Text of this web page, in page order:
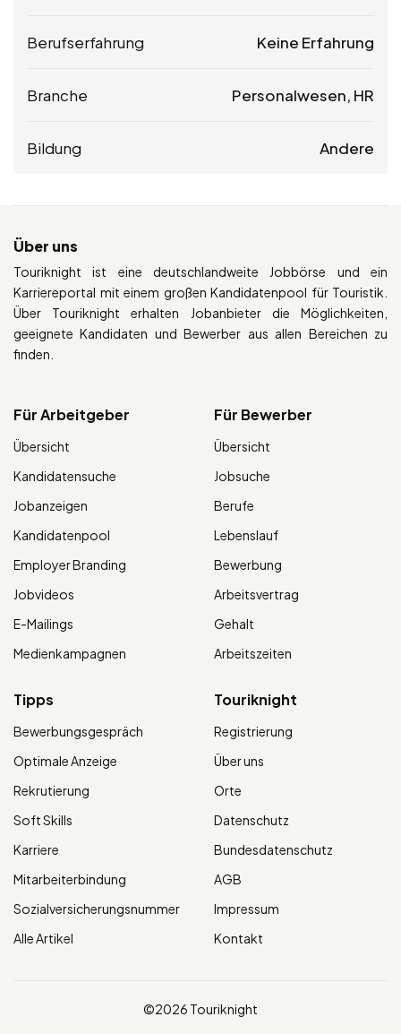
Berufserfahrung Keine Erfahrung
Branche Personalwesen, HR
Bildung Andere
Über uns
Touriknight ist eine deutschlandweite Jobbörse und ein
Karriereportal mit einem großen Kandidatenpool für Touristik.
Über Touriknight erhalten Jobanbieter die Möglichkeiten,
geeignete Kandidaten und Bewerber aus allen Bereichen zu
finden.
Für Arbeitgeber
Übersicht
Kandidatensuche
Jobanzeigen
Kandidatenpool
Employer Branding
Jobvideos
E-Mailings
Medienkampagnen
Für Bewerber
Übersicht
Jobsuche
Berufe
Lebenslauf
Bewerbung
Arbeitsvertrag
Gehalt
Arbeitszeiten
Tipps
Bewerbungsgespräch
Optimale Anzeige
Rekrutierung
Soft Skills
Karriere
Mitarbeiterbindung
Sozialversicherungsnummer
Alle Artikel
Touriknight
Registrierung
Über uns
Orte
Datenschutz
Bundesdatenschutz
AGB
Impressum
Kontakt
©2026 Touriknight